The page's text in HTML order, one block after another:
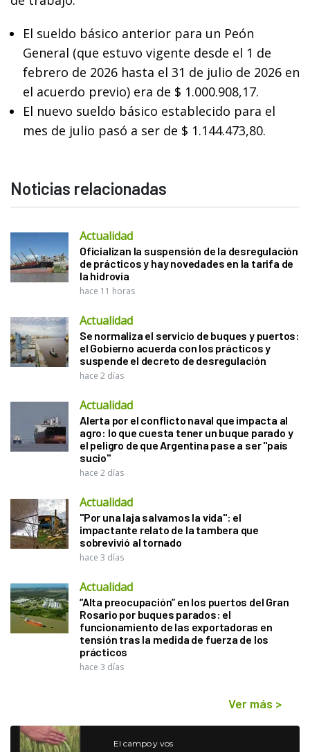
El sueldo básico anterior para un Peón
General (que estuvo vigente desde el 1 de
febrero de 2026 hasta el 31 de julio de 2026 en
el acuerdo previo) era de $ 1.000.908,17.
El nuevo sueldo básico establecido para el
mes de julio pasó a ser de $ 1.144.473,80.
Noticias relacionadas
Actualidad
Oficializan la suspensión de la desregulación
de prácticos y hay novedades en la tarifa de
la hidrovía
hace 11 horas
Actualidad
Se normaliza el servicio de buques y puertos:
el Gobierno acuerda con los prácticos y
suspende el decreto de desregulación
hace 2 días
Actualidad
Alerta por el conflicto naval que impacta al
agro: lo que cuesta tener un buque parado y
el peligro de que Argentina pase a ser "país
sucio"
hace 2 días
Actualidad
"Por una laja salvamos la vida": el
impactante relato de la tambera que
sobrevivió al tornado
hace 3 días
Actualidad
“Alta preocupación” en los puertos del Gran
Rosario por buques parados: el
funcionamiento de las exportadoras en
tensión tras la medida de fuerza de los
prácticos
hace 3 días
Ver más >
El campo y vos